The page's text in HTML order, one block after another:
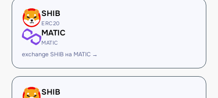
SHIB
ERC20
MATIC
MATIC
exchange SHIB на MATIC →
SHIB